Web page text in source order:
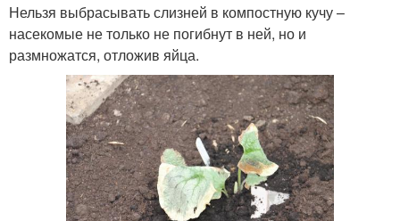
Нельзя выбрасывать слизней в компостную кучу –
насекомые не только не погибнут в ней, но и
размножатся, отложив яйца.